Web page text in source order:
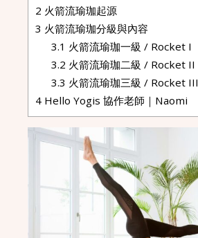
2 火箭流瑜珈起源
3 火箭流瑜珈分級與內容
3.1 火箭流瑜珈一級 / Rocket I
3.2 火箭流瑜珈二級 / Rocket II
3.3 火箭流瑜珈三級 / Rocket III
4 Hello Yogis 協作老師｜Naomi